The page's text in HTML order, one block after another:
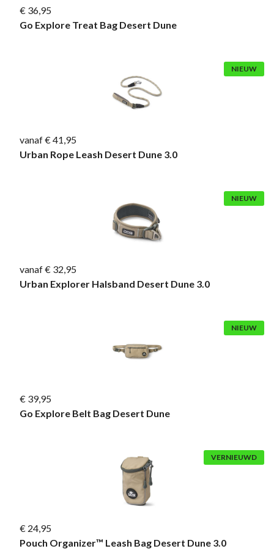
€ 36,95
Go Explore Treat Bag Desert Dune
NIEUW
vanaf € 41,95
Urban Rope Leash Desert Dune 3.0
NIEUW
vanaf € 32,95
Urban Explorer Halsband Desert Dune 3.0
NIEUW
€ 39,95
Go Explore Belt Bag Desert Dune
VERNIEUWD
€ 24,95
Pouch Organizer™ Leash Bag Desert Dune 3.0